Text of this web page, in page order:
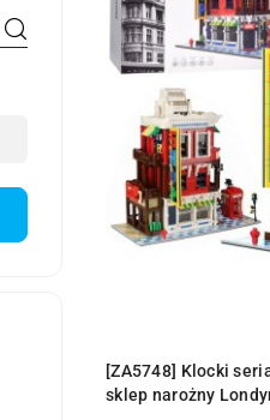
[ZA5748] Klocki
sklep narożny